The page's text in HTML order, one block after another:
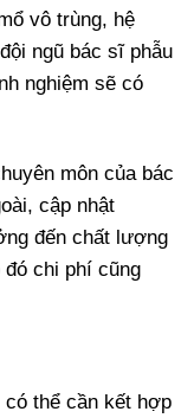
vô trùng, hệ
ngũ bác sĩ phẫu
nghiệm sẽ có
môn của bác
cập nhật
đến chất lượng
chi phí cũng
thể cần kết hợp